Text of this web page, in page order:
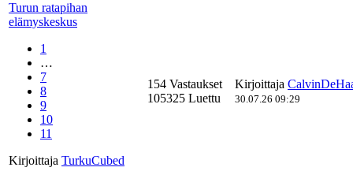
Turun ratapihan
elämyskeskus
1
…
7
8
9
10
11
Kirjoittaja TurkuCubed
154 Vastaukset
105325 Luettu
Kirjoittaja
30.07.26 09:29